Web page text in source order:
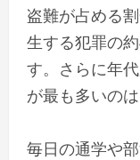
盗難が占める
生する犯罪の
す。さらに年
が最も多いのは
毎日の通学や